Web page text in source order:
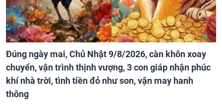
Đúng ngày mai, Chủ Nhật 9/8/2026, càn khôn xoay
chuyển, vận trình thịnh vượng, 3 con giáp nhận phúc
khí nhà trời, tình tiền đỏ như son, vận may hanh
thông